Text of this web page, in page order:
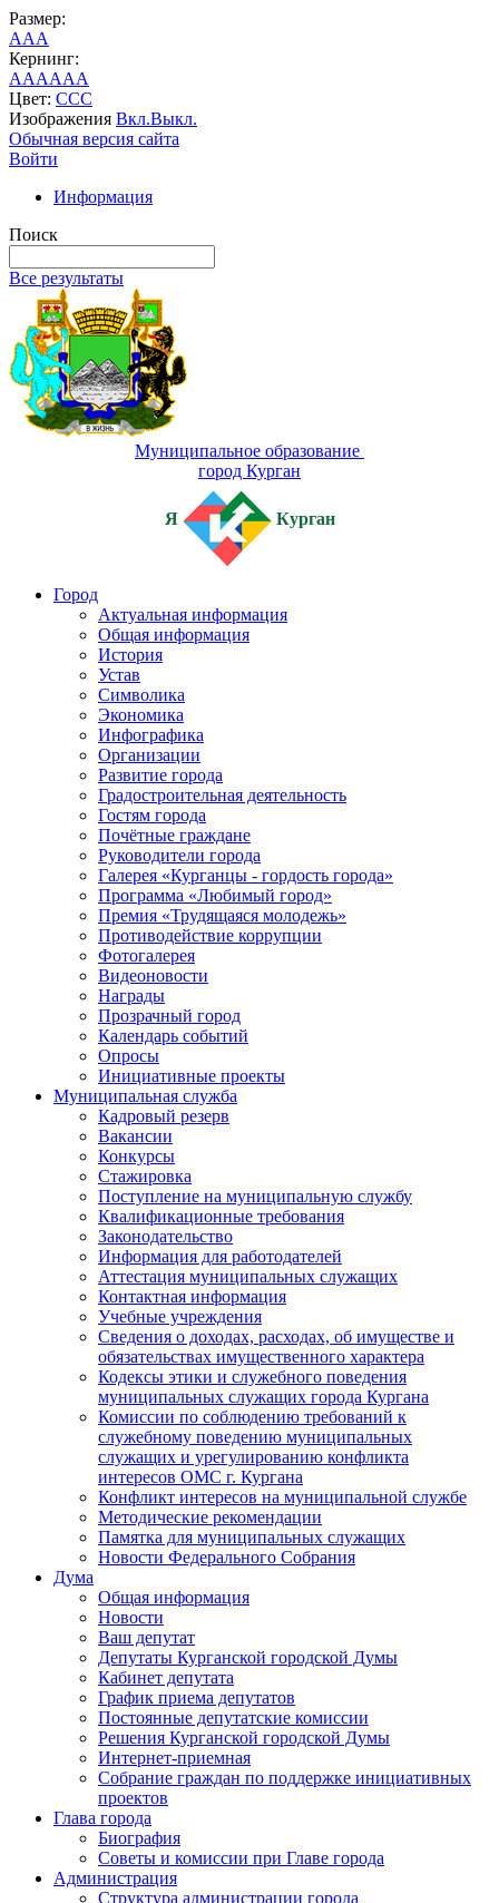
Размер:
AAA
Кернинг:
AAAAAA
Цвет: CCC
Изображения Вкл.Выкл.
Обычная версия сайта
Войти
Информация
Поиск
Все результаты
Муниципальное образование
город Курган
Я Курган
Город
Актуальная информация
Общая информация
История
Устав
Символика
Экономика
Инфографика
Организации
Развитие города
Градостроительная деятельность
Гостям города
Почётные граждане
Руководители города
Галерея «Курганцы - гордость города»
Программа «Любимый город»
Премия «Трудящаяся молодежь»
Противодействие коррупции
Фотогалерея
Видеоновости
Награды
Прозрачный город
Календарь событий
Опросы
Инициативные проекты
Муниципальная служба
Кадровый резерв
Вакансии
Конкурсы
Стажировка
Поступление на муниципальную службу
Квалификационные требования
Законодательство
Информация для работодателей
Аттестация муниципальных служащих
Контактная информация
Учебные учреждения
Сведения о доходах, расходах, об имуществе и
обязательствах имущественного характера
Кодексы этики и служебного поведения
муниципальных служащих города Кургана
Комиссии по соблюдению требований к
служебному поведению муниципальных
служащих и урегулированию конфликта
интересов ОМС г. Кургана
Конфликт интересов на муниципальной службе
Методические рекомендации
Памятка для муниципальных служащих
Новости Федерального Cобрания
Дума
Общая информация
Новости
Ваш депутат
Депутаты Курганской городской Думы
Кабинет депутата
График приема депутатов
Постоянные депутатские комиссии
Решения Курганской городской Думы
Интернет-приемная
Собрание граждан по поддержке инициативных
проектов
Глава города
Биография
Советы и комиссии при Главе города
Администрация
Структура администрации города